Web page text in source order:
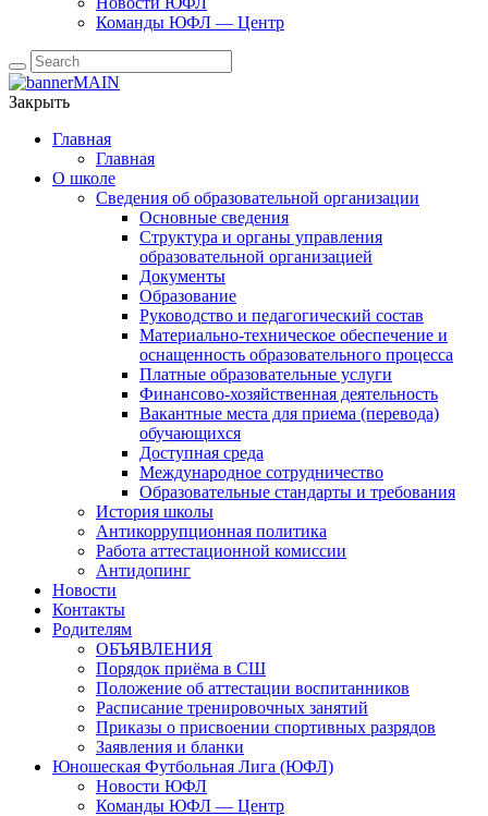
Команды ЮФЛ — Центр
Закрыть
Главная
Главная
О школе
Сведения об образовательной организации
Основные сведения
Структура и органы управления
образовательной организацией
Документы
Образование
Руководство и педагогический состав
Материально-техническое обеспечение и
оснащенность образовательного процесса
Платные образовательные услуги
Финансово-хозяйственная деятельность
Вакантные места для приема (перевода)
обучающихся
Доступная среда
Международное сотрудничество
Образовательные стандарты и требования
История школы
Антикоррупционная политика
Работа аттестационной комиссии
Антидопинг
Новости
Контакты
Родителям
ОБЪЯВЛЕНИЯ
Порядок приёма в СШ
Положение об аттестации воспитанников
Расписание тренировочных занятий
Приказы о присвоении спортивных разрядов
Заявления и бланки
Юношеская Футбольная Лига (ЮФЛ)
Новости ЮФЛ
Команды ЮФЛ — Центр